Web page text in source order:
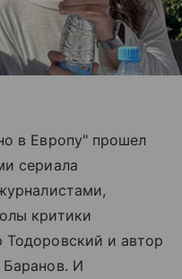
в Европу" прошел
сериала
критики
Тодоровский и автор
И